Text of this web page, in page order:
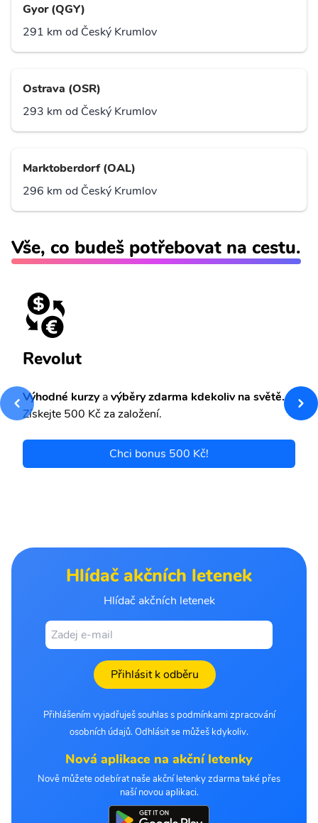
Gyor (QGY)
291 km od Český Krumlov
Ostrava (OSR)
293 km od Český Krumlov
Marktoberdorf (OAL)
296 km od Český Krumlov
Vše, co budeš potřebovat na cestu.
Revolut
Výhodné kurzyavýběry zdarma kdekoliv na světě.
Získejte 500 Kč za založení.
Chci bonus 500 Kč!
Hlídač akčních letenek
Hlídač akčních letenek
Přihlásit k odběru
Přihlášením vyjadřuješ souhlas s podmínkami zpracování
osobních údajů. Odhlásit se můžeš kdykoliv.
Nová aplikace na akční letenky
Nově můžete odebírat naše akční letenky zdarma také přes
naší novou aplikaci.